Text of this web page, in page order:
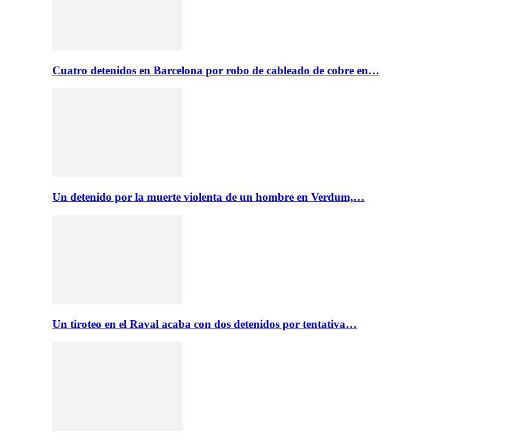
Cuatro detenidos en Barcelona por robo de cableado de cobre en…
Un detenido por la muerte violenta de un hombre en Verdum,…
Un tiroteo en el Raval acaba con dos detenidos por tentativa…